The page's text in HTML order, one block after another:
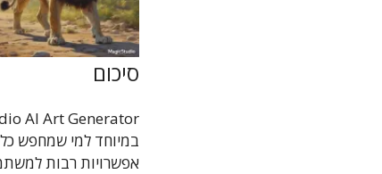
סיכום
במיוחד למי שמחפש
אפשרויות רבות